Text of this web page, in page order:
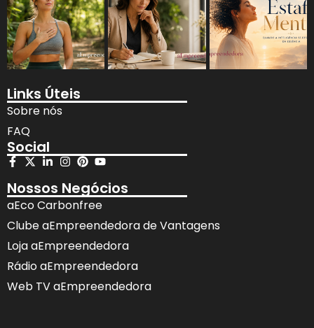
Links Úteis
Sobre nós
FAQ
Social
Nossos Negócios
aEco Carbonfree
Clube aEmpreendedora de Vantagens
Loja aEmpreendedora
Rádio aEmpreendedora
Web TV aEmpreendedora